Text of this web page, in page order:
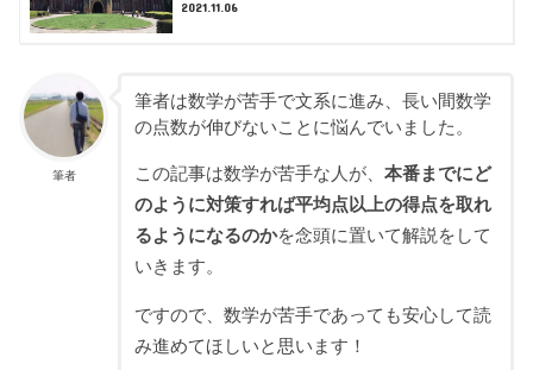
2021.11.06
筆者
筆者は数学が苦手で文系に進み、長い間数学
の点数が伸びないことに悩んでいました。
この記事は数学が苦手な人が、 本番までにど
のように対策すれば平均点以上の得点を取れ
るようになるのかを念頭に置いて解説をして
いきます。
ですので、数学が苦手であっても安心して読
み進めてほしいと思います！